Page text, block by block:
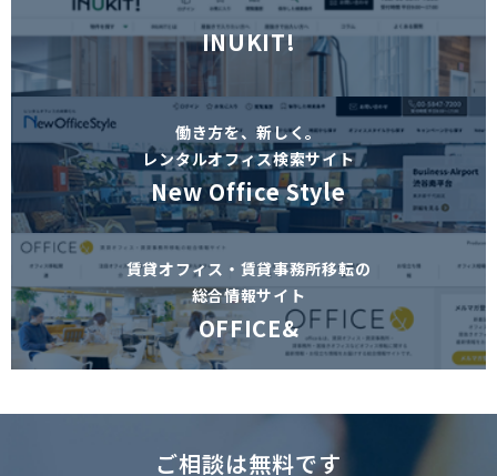
INUKIT!
働き方を、新しく。
レンタルオフィス検索サイト
New Office Style
賃貸オフィス・賃貸事務所移転の
総合情報サイト
OFFICE&
ご相談は無料です